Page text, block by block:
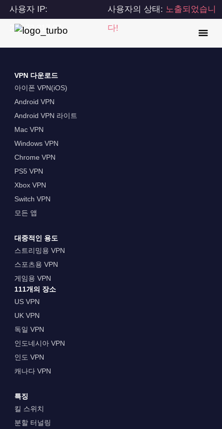
사용자 IP:
216.73.217.92
사용자의 상태: 노출되었습니
다!
VPN 다운로드
아이폰 VPN(iOS)
Android VPN
Android VPN 라이트
Mac VPN
Windows VPN
Chrome VPN
PS5 VPN
Xbox VPN
Switch VPN
모든 앱
대중적인 용도
스트리밍용 VPN
스포츠용 VPN
게임용 VPN
111개의 장소
US VPN
UK VPN
독일 VPN
인도네시아 VPN
인도 VPN
캐나다 VPN
특징
킬 스위치
분할 터널링